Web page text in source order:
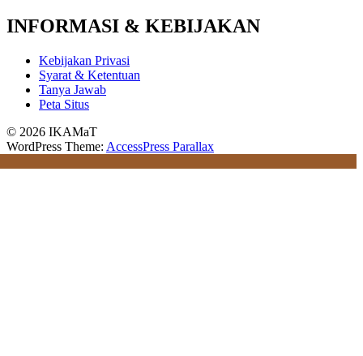
INFORMASI & KEBIJAKAN
Kebijakan Privasi
Syarat & Ketentuan
Tanya Jawab
Peta Situs
© 2026 IKAMaT
WordPress Theme: AccessPress Parallax